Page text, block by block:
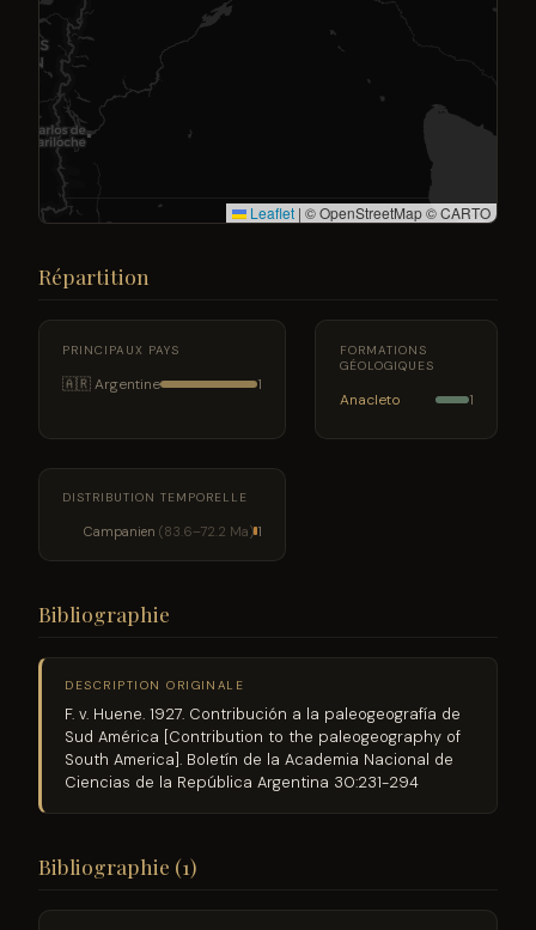
Leaflet | © OpenStreetMap © CARTO
Répartition
PRINCIPAUX PAYS
🇦🇷 Argentine 1
FORMATIONS
GÉOLOGIQUES
Anacleto 1
DISTRIBUTION TEMPORELLE
Campanien (83.6–72.2 Ma) 1
Bibliographie
DESCRIPTION ORIGINALE
F. v. Huene. 1927. Contribución a la paleogeografía de
Sud América [Contribution to the paleogeography of
South America]. Boletín de la Academia Nacional de
Ciencias de la República Argentina 30:231-294
Bibliographie (1)